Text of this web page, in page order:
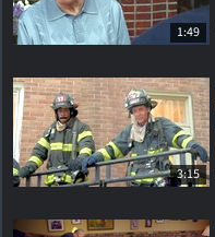
1:49
3:15